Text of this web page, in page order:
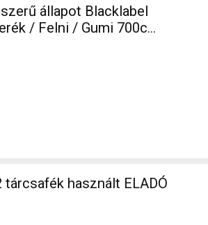
állapot Blacklabel
használt ELADÓ